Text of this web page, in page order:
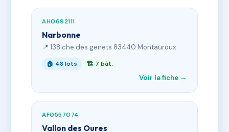
AH0692111
Narbonne
📍 138 che des genets 83440 Montauroux
🏠 48 lots 🏗 7 bât.
Voir la fiche →
AF0557074
Vallon des Oures